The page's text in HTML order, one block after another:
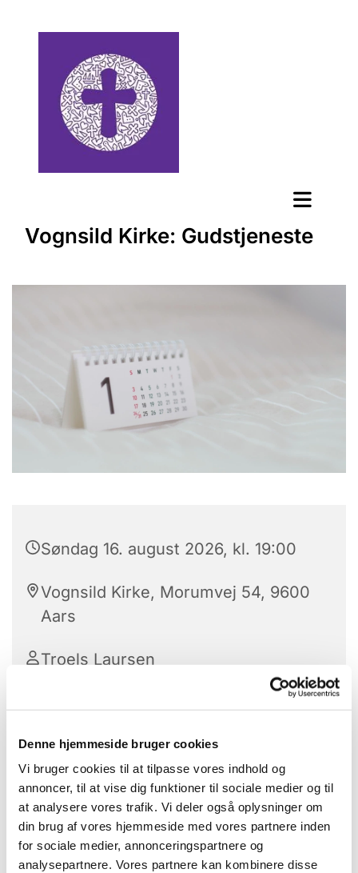
Denne hjemmeside bruger cookies
Vi bruger cookies til at tilpasse vores indhold og
annoncer, til at vise dig funktioner til sociale medier og til
at analysere vores trafik. Vi deler også oplysninger om
din brug af vores hjemmeside med vores partnere inden
for sociale medier, annonceringspartnere og
analysepartnere. Vores partnere kan kombinere disse
Vognsild Kirke: Gudstjeneste
Søndag 16. august 2026, kl. 19:00
Vognsild Kirke, Morumvej 54, 9600
Aars
Troels Laursen